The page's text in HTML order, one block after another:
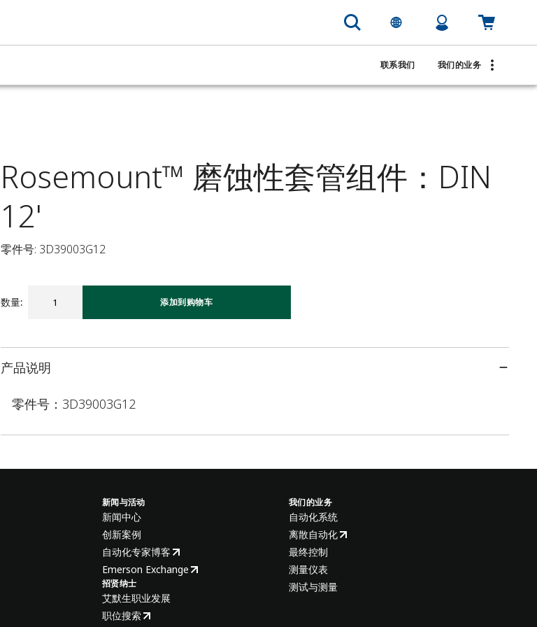
联系我们 我们的业务
Rosemount™ 磨蚀性套管组件：DIN
12'
零件号: 3D39003G12
数量: 添加到购物车
产品说明
零件号：3D39003G12
新闻与活动
新闻中心
创新案例
自动化专家博客
Emerson Exchange
招贤纳士
艾默生职业发展
职位搜索
我们的业务
自动化系统
离散自动化
最终控制
测量仪表
测试与测量